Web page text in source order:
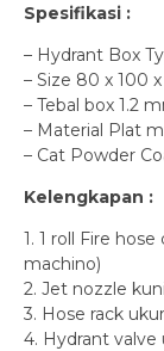
Spesifikasi :
– Hydrant Box
– Size 80 x 100
– Tebal box 1.2
– Material Plat
– Cat Powder
Kelengkapan :
1. 1 roll Fire
machino)
2. Jet nozzle
3. Hose rack
4. Hydrant valve